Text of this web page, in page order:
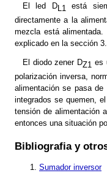
El led DL1
está
directamente a la
mezcla está
explicado en la sección
El diodo zener DZ1 es
polarización inversa,
alimentación se pasa
integrados se quemen,
tensión de alimentación
entonces una situación
Bibliografia y
Sumador inversor